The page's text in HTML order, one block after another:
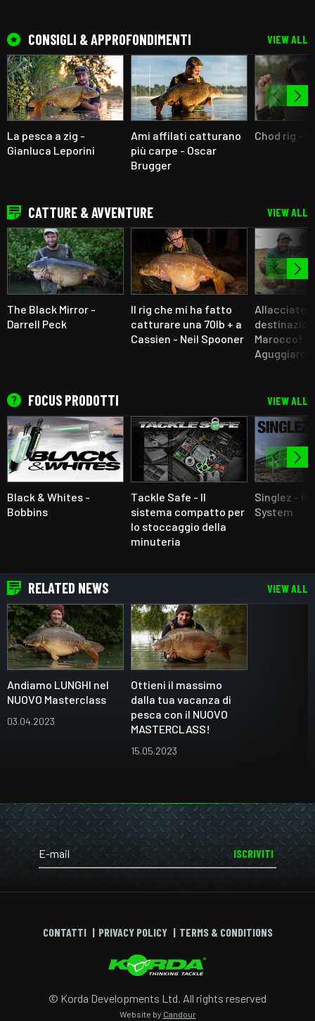
CONSIGLI & APPROFONDIMENTI VIEW ALL
La pesca a zig -
Gianluca Leporini
Ami affilati catturano
più carpe - Oscar
Brugger
Chod rig -
CATTURE & AVVENTURE VIEW ALL
The Black Mirror -
Darrell Peck
Il rig che mi ha fatto
catturare una 70lb + a
Cassien - Neil Spooner
Allacciate
Marocco!
Aguggiaro
FOCUS PRODOTTI VIEW ALL
Black & Whites -
Bobbins
Tackle Safe - Il
sistema compatto per
lo stoccaggio della
minuteria
Singlez -
System
RELATED NEWS VIEW ALL
Andiamo LUNGHI nel
NUOVO Masterclass
03.04.2023
Ottieni il massimo
dalla tua vacanza di
pesca con il NUOVO
MASTERCLASS!
15.05.2023
ISCRIVITI
© Korda Developments Ltd. All rights reserved
Website by Candour
CONTATTI PRIVACY POLICY TERMS & CONDITIONS